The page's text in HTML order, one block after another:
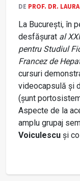
DE PROF. DR.
La Bucureşti, în
desfăşurat al
pentru Studiul
Francez de
cursuri
videocapsulă şi
(şunt
Aspecte de la
amplu grupaj
Voiculescu şi